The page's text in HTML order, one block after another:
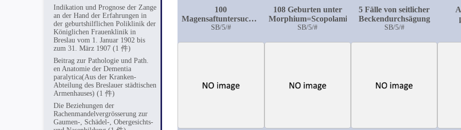
Indikation und Prognose der Zange
an der Hand der Erfahrungen in
der geburtshilflichen Poliklinik der
Königlichen Frauenklinik in
Breslau vom 1. Januar 1902 bis
zum 31. März 1907(1 件)
Beitrag zur Pathologie und Path.
en Anatomie der Dementia
paralytica(Aus der Kranken-
Abteilung des Breslauer städtischen
Armenhauses)(1 件)
Die Beziehungen der
Rachenmandelvergrösserung zur
Gaumen-, Schädel-, Obergesichts-
100
Magensaftuntersuchungen
zur Bestimmung der
SB/5/#
108 Geburten unter
Morphium=Scopolamin
SB/5/#
5 Fälle von seitlicher
Beckendurchsägung
SB/5/#